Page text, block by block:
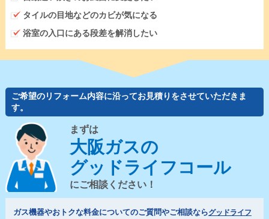
タイルの目地などのカビが気になる
浴室の入口にある段差を解消したい
ご希望のリフォーム内容に沿ってお見積りをさせていただきま
す。
まずは
大阪ガスの
グッドライフコール
にご相談ください！
ガス機器やおトクな料金についてのご質問やご相談ならグッドライフ